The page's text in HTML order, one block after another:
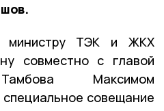
министру ТЭК и ЖКХ
совместно с главой
Максимом
совещание